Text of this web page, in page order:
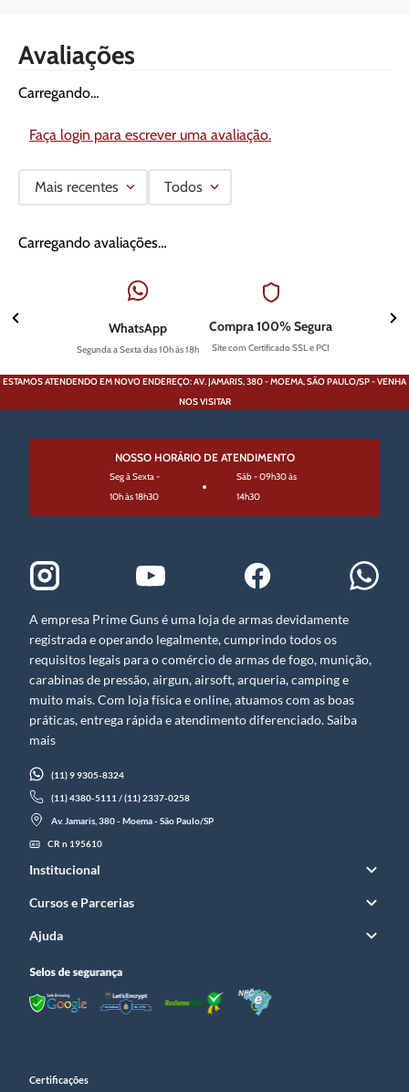
Avaliações
Carregando…
Faça login para escrever uma avaliação.
Mais recentes Todos
Carregando avaliações…
WhatsApp
Segunda a Sexta das 10h às 18h
Compra 100% Segura
Site com Certificado SSL e PCI
ESTAMOS ATENDENDO EM NOVO ENDEREÇO: AV. JAMARIS, 380 - MOEMA, SÃO PAULO/SP - VENHA
NOS VISITAR
NOSSO HORÁRIO DE ATENDIMENTO
Seg à Sexta -
10h às 18h30
Sáb - 09h30 às
14h30
A empresa Prime Guns é uma loja de armas devidamente
registrada e operando legalmente, cumprindo todos os
requisitos legais para o comércio de armas de fogo, munição,
carabinas de pressão, airgun, airsoft, arqueria, camping e
muito mais. Com loja física e online, atuamos com as boas
práticas, entrega rápida e atendimento diferenciado. Saiba
mais
(11) 9 9305-8324
(11) 4380-5111 / (11) 2337-0258
Av. Jamaris, 380 - Moema - São Paulo/SP
CR n 195610
Institucional
Cursos e Parcerias
Ajuda
Certificações